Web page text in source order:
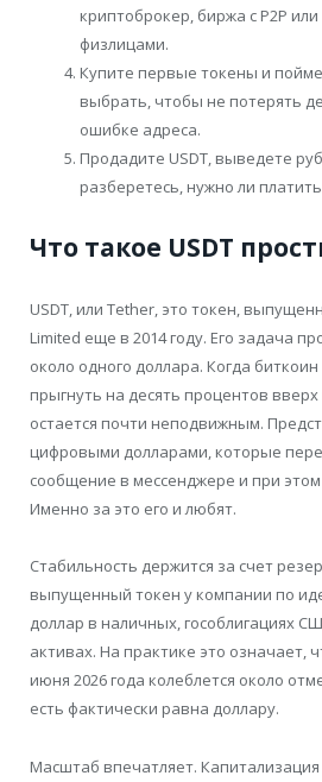
криптоброкер, биржа с P2P
физлицами.
Купите первые токены и
выбрать, чтобы не потерять
ошибке адреса.
Продадите USDT, выведете
разберетесь, нужно ли
Что такое USDT
USDT, или Tether, это токен,
Limited еще в 2014 году. Его задача
около одного доллара. Когда
прыгнуть на десять процентов вверх
остается почти неподвижным.
цифровыми долларами, которые
сообщение в мессенджере и при этом
Именно за это его и любят.
Стабильность держится за счет
выпущенный токен у компании по
доллар в наличных, гособлигациях
активах. На практике это означает,
июня 2026 года колеблется около
есть фактически равна доллару.
Масштаб впечатляет. Капитализация